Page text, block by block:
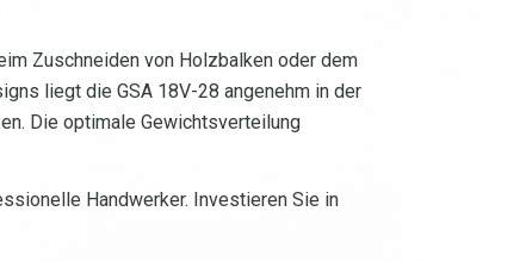
Zuschneiden von Holzbalken oder dem
liegt die GSA 18V-28 angenehm in der
Die optimale Gewichtsverteilung
Handwerker. Investieren Sie in